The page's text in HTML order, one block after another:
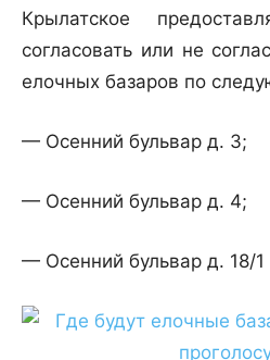
Крылатское
согласовать или не
елочных базаров по
— Осенний бульвар д. 3;
— Осенний бульвар д. 4;
— Осенний бульвар д. 18/1